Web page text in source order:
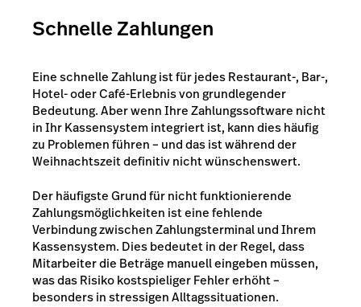
Schnelle Zahlungen
Eine schnelle Zahlung ist für jedes Restaurant-, Bar-,
Hotel- oder Café-Erlebnis von grundlegender
Bedeutung. Aber wenn Ihre Zahlungssoftware nicht
in Ihr Kassensystem integriert ist, kann dies häufig
zu Problemen führen – und das ist während der
Weihnachtszeit definitiv nicht wünschenswert.
Der häufigste Grund für nicht funktionierende
Zahlungsmöglichkeiten ist eine fehlende
Verbindung zwischen Zahlungsterminal und Ihrem
Kassensystem. Dies bedeutet in der Regel, dass
Mitarbeiter die Beträge manuell eingeben müssen,
was das Risiko kostspieliger Fehler erhöht –
besonders in stressigen Alltagssituationen.